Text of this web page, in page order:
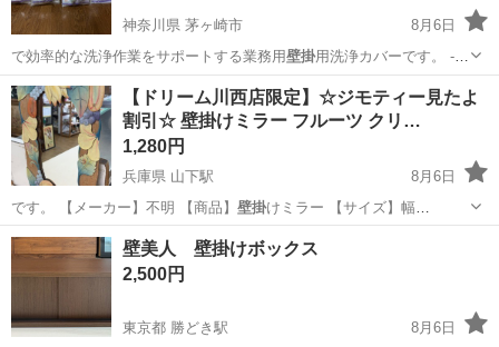
神奈川県 茅ヶ崎市
8月6日
で効率的な洗浄作業をサポートする業務用壁掛用洗浄カバーです。 -
用途: エア…
神奈川 茅ヶ崎市 掃除用具
【ドリーム川西店限定】☆ジモティー見たよ
割引☆ 壁掛けミラー フルーツ クリ…
1,280円
兵庫県 山下駅
8月6日
です。 【メーカー】不明 【商品】 壁掛けミラー 【サイズ】幅
(W)320×…
兵庫 川西市 山下駅 ミラー/鏡
壁美人 壁掛けボックス
2,500円
東京都 勝どき駅
8月6日